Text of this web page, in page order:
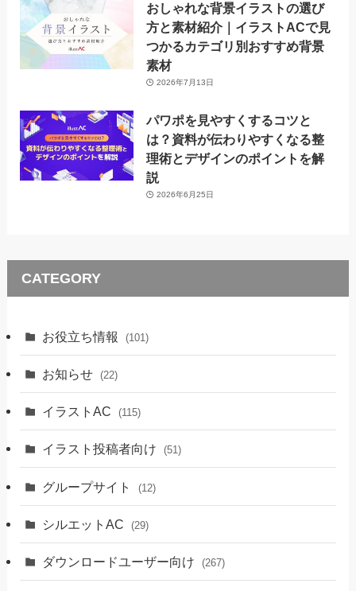
おしゃれな背景イラストの選び
方と素材紹介｜イラストACで見
つかるカテゴリ別おすすめ背景
素材
2026年7月13日
パワポを見やすくするコツと
は？資料が伝わりやすくなる整
理術とデザインのポイントを解
説
2026年6月25日
CATEGORY
お役立ち情報 (101)
お知らせ (22)
イラストAC (115)
イラスト投稿者向け (51)
グループサイト (12)
シルエットAC (29)
ダウンロードユーザー向け (267)